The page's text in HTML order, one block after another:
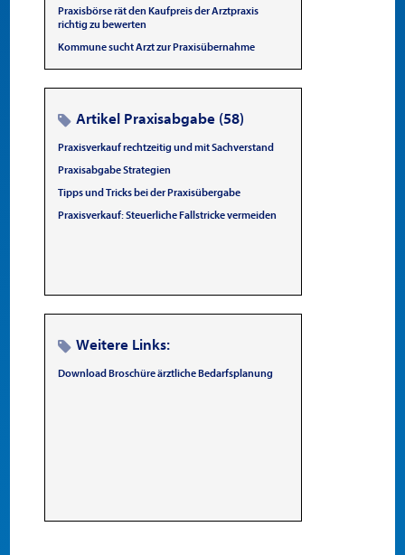
Praxisbörse rät den Kaufpreis der Arztpraxis
richtig zu bewerten
Kommune sucht Arzt zur Praxisübernahme
Artikel Praxisabgabe (58)
Praxisverkauf rechtzeitig und mit Sachverstand
Praxisabgabe Strategien
Tipps und Tricks bei der Praxisübergabe
Praxisverkauf: Steuerliche Fallstricke vermeiden
Weitere Links:
Download Broschüre ärztliche Bedarfsplanung